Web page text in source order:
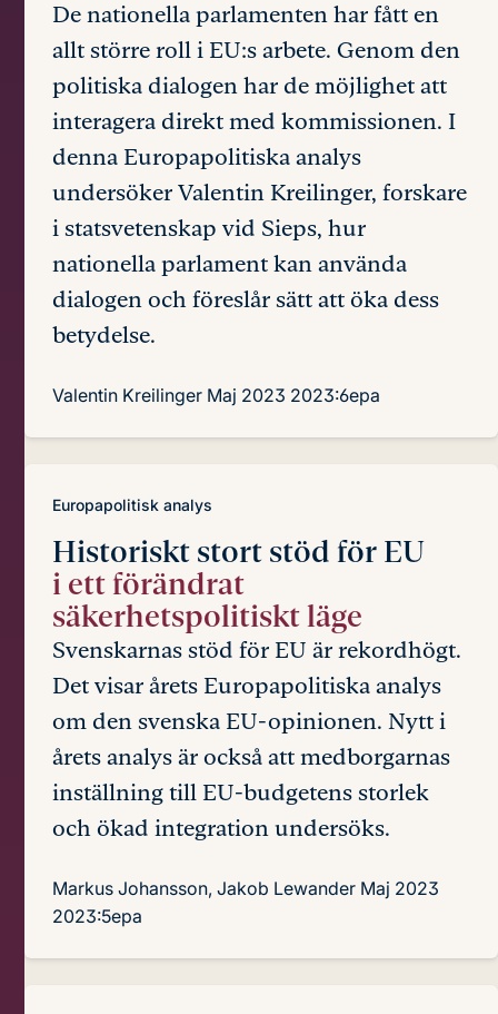
De nationella parlamenten har fått en
allt större roll i EU:s arbete. Genom den
politiska dialogen har de möjlighet att
interagera direkt med kommissionen. I
denna Europapolitiska analys
undersöker Valentin Kreilinger, forskare
i statsvetenskap vid Sieps, hur
nationella parlament kan använda
dialogen och föreslår sätt att öka dess
betydelse.
Valentin Kreilinger Maj 2023 2023:6epa
Europapolitisk analys
Historiskt stort stöd för EU
i ett förändrat
säkerhetspolitiskt läge
Svenskarnas stöd för EU är rekordhögt.
Det visar årets Europapolitiska analys
om den svenska EU-opinionen. Nytt i
årets analys är också att medborgarnas
inställning till EU-budgetens storlek
och ökad integration undersöks.
Markus Johansson, Jakob Lewander Maj 2023
2023:5epa